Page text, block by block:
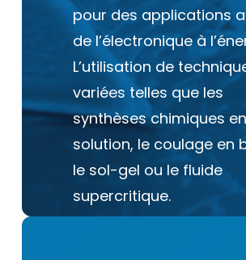
pour des applications
de l’électronique à
L’utilisation de
variées telles que les
synthèses chimiques en
solution, le coulage en
le sol-gel ou le fluide
supercritique.